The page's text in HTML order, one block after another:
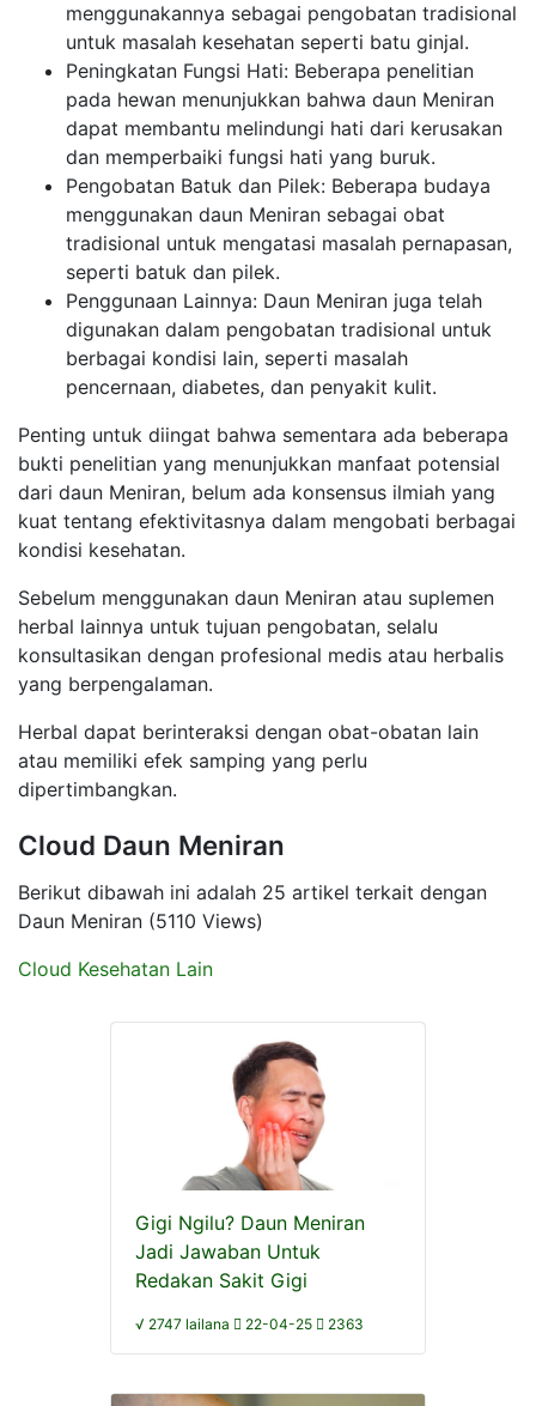
menggunakannya sebagai pengobatan tradisional
untuk masalah kesehatan seperti batu ginjal.
Peningkatan Fungsi Hati: Beberapa penelitian
pada hewan menunjukkan bahwa daun Meniran
dapat membantu melindungi hati dari kerusakan
dan memperbaiki fungsi hati yang buruk.
Pengobatan Batuk dan Pilek: Beberapa budaya
menggunakan daun Meniran sebagai obat
tradisional untuk mengatasi masalah pernapasan,
seperti batuk dan pilek.
Penggunaan Lainnya: Daun Meniran juga telah
digunakan dalam pengobatan tradisional untuk
berbagai kondisi lain, seperti masalah
pencernaan, diabetes, dan penyakit kulit.
Penting untuk diingat bahwa sementara ada beberapa
bukti penelitian yang menunjukkan manfaat potensial
dari daun Meniran, belum ada konsensus ilmiah yang
kuat tentang efektivitasnya dalam mengobati berbagai
kondisi kesehatan.
Sebelum menggunakan daun Meniran atau suplemen
herbal lainnya untuk tujuan pengobatan, selalu
konsultasikan dengan profesional medis atau herbalis
yang berpengalaman.
Herbal dapat berinteraksi dengan obat-obatan lain
atau memiliki efek samping yang perlu
dipertimbangkan.
Cloud Daun Meniran
Berikut dibawah ini adalah 25 artikel terkait dengan
Daun Meniran (5110 Views)
Cloud Kesehatan Lain
Gigi Ngilu? Daun Meniran
Jadi Jawaban Untuk
Redakan Sakit Gigi
√ 2747 lailana 22-04-25 2363